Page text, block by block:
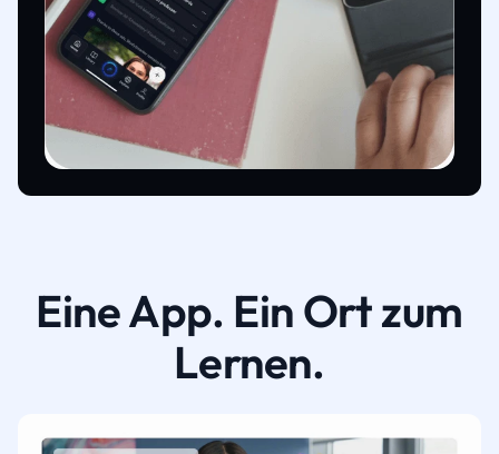
Eine App. Ein Ort zum
Lernen.